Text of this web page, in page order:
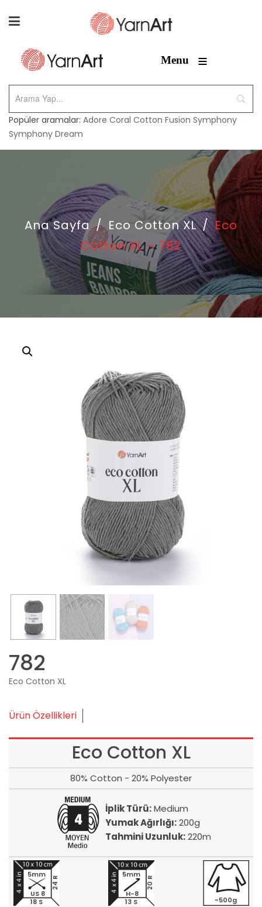
Menu ≡
Popüler aramalar: Adore Coral Cotton Fusion Symphony
Symphony Dream
Ana Sayfa / Eco Cotton XL / Eco
Cotton XL – 782
782
Eco Cotton XL
Ürün Özellikleri
Eco Cotton XL
80% Cotton - 20% Polyester
İplik Türü:Medium
Yumak Ağırlığı:200g
Tahmini Uzunluk:220m
18 S
24 R
5mm
US 8
13 S
20 R
5mm
H-8
~500g